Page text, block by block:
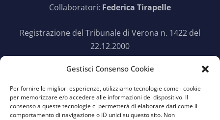
Gestisci Consenso Cookie
Per fornire le migliori esperienze, utilizziamo tecnologie come i cookie
per memorizzare e/o accedere alle informazioni del dispositivo. Il
consenso a queste tecnologie ci permetterà di elaborare dati come il
comportamento di navigazione o ID unici su questo sito. Non
Collaboratori: Federica Tirapelle
Registrazione del Tribunale di Verona n. 1422 del
22.12.2000
SEGUICI SU TWITTER
